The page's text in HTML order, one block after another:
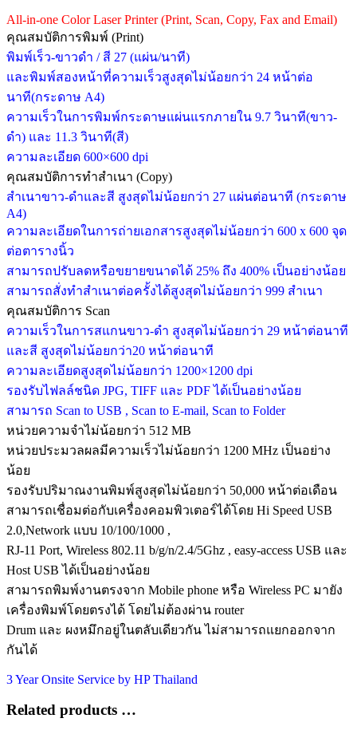
All-in-one Color Laser Printer (Print, Scan, Copy, Fax and Email)
คุณสมบัติการพิมพ์ (Print)
พิมพ์เร็ว-ขาวดำ / สี 27 (แผ่น/นาที)
และพิมพ์สองหน้าที่ความเร็วสูงสุดไม่น้อยกว่า 24 หน้าต่อ
นาที(กระดาษ A4)
ความเร็วในการพิมพ์กระดาษแผ่นแรกภายใน 9.7 วินาที(ขาว-
ดำ) และ 11.3 วินาที(สี)
ความละเอียด 600×600 dpi
คุณสมบัติการทำสำเนา (Copy)
สำเนาขาว-ดำและสี สูงสุดไม่น้อยกว่า 27 แผ่นต่อนาที (กระดาษ
A4)
ความละเอียดในการถ่ายเอกสารสูงสุดไม่น้อยกว่า 600 x 600 จุด
ต่อตารางนิ้ว
สามารถปรับลดหรือขยายขนาดได้ 25% ถึง 400% เป็นอย่างน้อย
สามารถสั่งทำสำเนาต่อครั้งได้สูงสุดไม่น้อยกว่า 999 สำเนา
คุณสมบัติการ Scan
ความเร็วในการสแกนขาว-ดำ สูงสุดไม่น้อยกว่า 29 หน้าต่อนาที
และสี สูงสุดไม่น้อยกว่า20 หน้าต่อนาที
ความละเอียดสูงสุดไม่น้อยกว่า 1200×1200 dpi
รองรับไฟลล์ชนิด JPG, TIFF และ PDF ได้เป็นอย่างน้อย
สามารถ Scan to USB , Scan to E-mail, Scan to Folder
หน่วยความจำไม่น้อยกว่า 512 MB
หน่วยประมวลผลมีความเร็วไม่น้อยกว่า 1200 MHz เป็นอย่าง
น้อย
รองรับปริมาณงานพิมพ์สูงสุดไม่น้อยกว่า 50,000 หน้าต่อเดือน
สามารถเชื่อมต่อกับเครื่องคอมพิวเตอร์ได้โดย Hi Speed USB
2.0,Network แบบ 10/100/1000 ,
RJ-11 Port, Wireless 802.11 b/g/n/2.4/5Ghz , easy-access USB และ
Host USB ได้เป็นอย่างน้อย
สามารถพิมพ์งานตรงจาก Mobile phone หรือ Wireless PC มายัง
เครื่องพิมพ์โดยตรงได้ โดยไม่ต้องผ่าน router
Drum และ ผงหมึกอยู่ในตลับเดียวกัน ไม่สามารถแยกออกจาก
กันได้
3 Year Onsite Service by HP Thailand
Related products …